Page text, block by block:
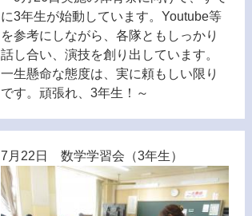
に3年生が始動しています。Youtube等
を参考にしながら、各隊ともしっかり
話し合い、演技を創り出しています。
一生懸命な態度は、実に頼もしい限り
です。頑張れ、3年生！～
7月22日 数学学習会（3年生）